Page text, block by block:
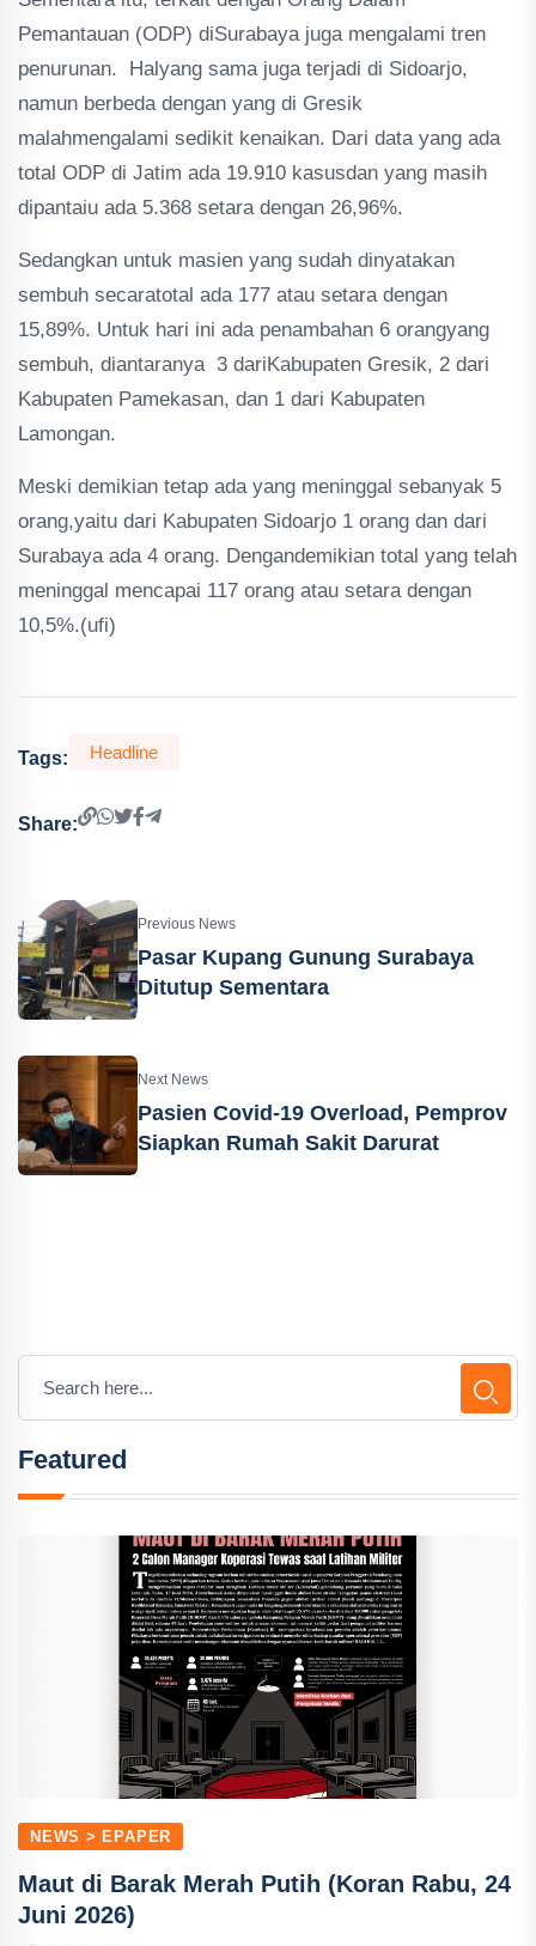
Pemantauan (ODP) diSurabaya juga mengalami tren
penurunan. Halyang sama juga terjadi di Sidoarjo,
namun berbeda dengan yang di Gresik
malahmengalami sedikit kenaikan. Dari data yang ada
total ODP di Jatim ada 19.910 kasusdan yang masih
dipantaiu ada 5.368 setara dengan 26,96%.
Sedangkan untuk masien yang sudah dinyatakan
sembuh secaratotal ada 177 atau setara dengan
15,89%. Untuk hari ini ada penambahan 6 orangyang
sembuh, diantaranya 3 dariKabupaten Gresik, 2 dari
Kabupaten Pamekasan, dan 1 dari Kabupaten
Lamongan.
Meski demikian tetap ada yang meninggal sebanyak 5
orang,yaitu dari Kabupaten Sidoarjo 1 orang dan dari
Surabaya ada 4 orang. Dengandemikian total yang telah
meninggal mencapai 117 orang atau setara dengan
10,5%.(ufi)
Tags: Headline
Share:
Previous News
Pasar Kupang Gunung Surabaya
Ditutup Sementara
Next News
Pasien Covid-19 Overload, Pemprov
Siapkan Rumah Sakit Darurat
Featured
NEWS > EPAPER
Maut di Barak Merah Putih (Koran Rabu, 24
Juni 2026)